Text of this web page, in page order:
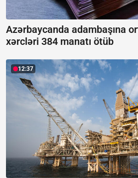
Azərbaycanda adambaşına
xərcləri 384 manatı ötüb
12:37